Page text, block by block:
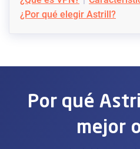
¿Por qué elegir Astrill?
Por qué
mejor